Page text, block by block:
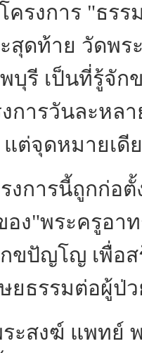
การ "ธรรม
ะสุดท้าย วัดพ
บุรี เป็นที่รู้จัก
งการวันละหล
ต่จุดหมายเดี
รนี้ถูกก่อตั้ง
อง"พระครูอา
ขปัญโญ เพื่อ
ยธรรมต่อผู้ป่
ฆ์ แพทย์ พย